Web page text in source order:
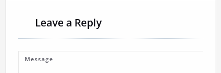
Leave a Reply